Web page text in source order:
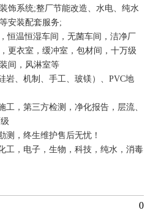
饰系统;整厂节能改造、水电、纯水
安装配套服务;
恒温恒湿车间，无菌车间，洁净厂
更衣室，缓冲室，包材间，十万级
间，风淋室等
岩、机制、手工、玻镁）、PVC地
工，第三方检测，净化报告，层流、
测，终生维护售后无忧！
工，电子，生物，科技，纯水，消毒
0